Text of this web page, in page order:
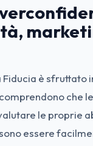
Fiducia è sfruttato
che
le proprie
essere